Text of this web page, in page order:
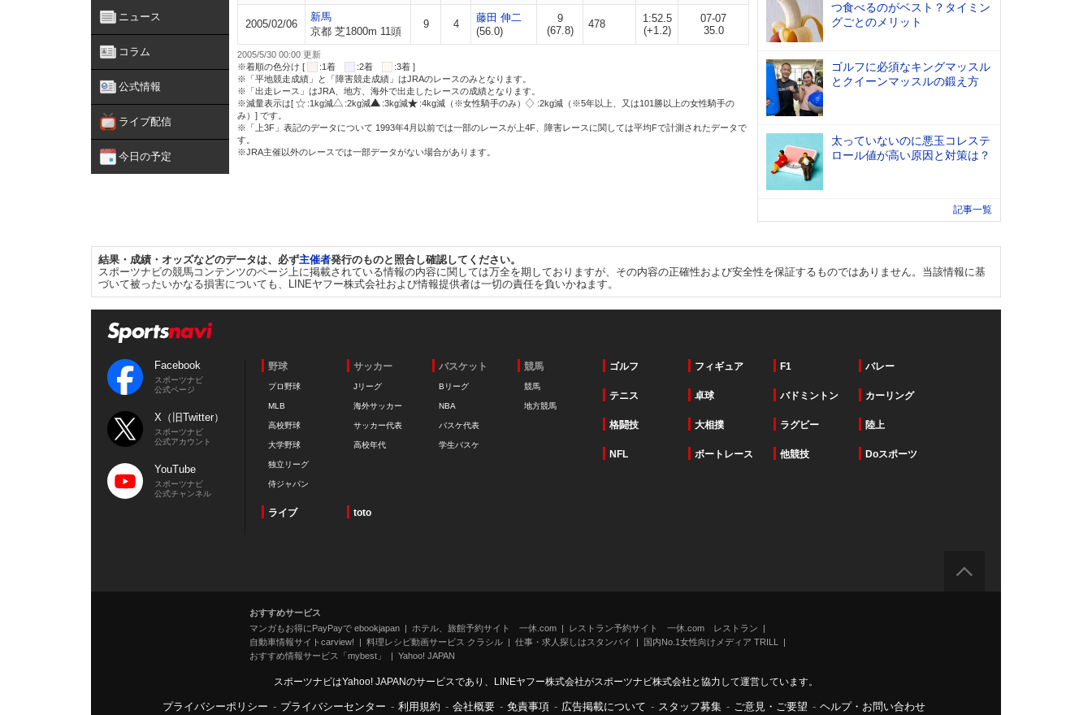
ニュース
コラム
公式情報
ライブ配信
今日の予定
2005/02/06
新馬
京都 芝1800m 11頭
9 4
藤田 伸二
(56.0)
9
(67.8)
478
1:52.5
(+1.2)
07-07
35.0
2005/5/30 00:00 更新
※着順の色分け [
:1着 :2着
:3着 ]
※「平地競走成績」と「障害競走成績」はJRAのレースのみとなります。
※「出走レース」はJRA、地方、海外で出走したレースの成績となります。
※減量表示は[
:1kg減 :2kg減 :3kg減 :4kg減（※女性騎手のみ）
:2kg減（※5年以上、又は101勝以上の女性騎手の
み）] です。
※「上3F」表記のデータについて 1993年4月以前では一部のレースが上4F、障害レースに関しては平均Fで計測されたデータで
す。
※JRA主催以外のレースでは一部データがない場合があります。
つ食べるのがベスト？タイミン
グごとのメリット
ゴルフに必須なキングマッスル
とクイーンマッスルの鍛え方
太っていないのに悪玉コレステ
ロール値が高い原因と対策は？
記事一覧
結果・成績・オッズなどのデータは、必ず主催者発行のものと照合し確認してください。
スポーツナビの競馬コンテンツのページ上に掲載されている情報の内容に関しては万全を期しておりますが、その内容の正確性および安全性を保証するものではありません。当該情報に基
づいて被ったいかなる損害についても、LINEヤフー株式会社および情報提供者は一切の責任を負いかねます。
Facebook
スポーツナビ
公式ページ
X（旧Twitter）
スポーツナビ
公式アカウント
YouTube
スポーツナビ
公式チャンネル
野球
プロ野球
MLB
高校野球
大学野球
独立リーグ
侍ジャパン
サッカー
Jリーグ
海外サッカー
サッカー代表
高校年代
バスケット
Bリーグ
NBA
バスケ代表
学生バスケ
競馬
競馬
地方競馬
ゴルフ フィギュア F1 バレー
テニス 卓球 バドミントン カーリング
格闘技 大相撲 ラグビー 陸上
NFL ボートレース 他競技 Doスポーツ
ライブ toto
おすすめサービス
マンガもお得にPayPayで ebookjapan
ホテル、旅館予約サイト 一休.com
レストラン予約サイト 一休.com レストラン
自動車情報サイトcarview!
料理レシピ動画サービス クラシル 仕事・求人探しはスタンバイ
国内No.1女性向けメディア TRILL
おすすめ情報サービス「mybest」
Yahoo! JAPAN
スポーツナビはYahoo! JAPANのサービスであり、LINEヤフー株式会社がスポーツナビ株式会社と協力して運営しています。
プライバシーポリシー - プライバシーセンター - 利用規約 - 会社概要 - 免責事項 - 広告掲載について - スタッフ募集 - ご意見・ご要望 - ヘルプ・お問い合わせ